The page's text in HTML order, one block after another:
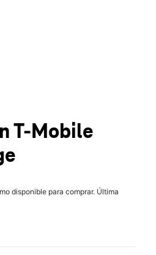
T-Mobile
disponible para comprar. Última